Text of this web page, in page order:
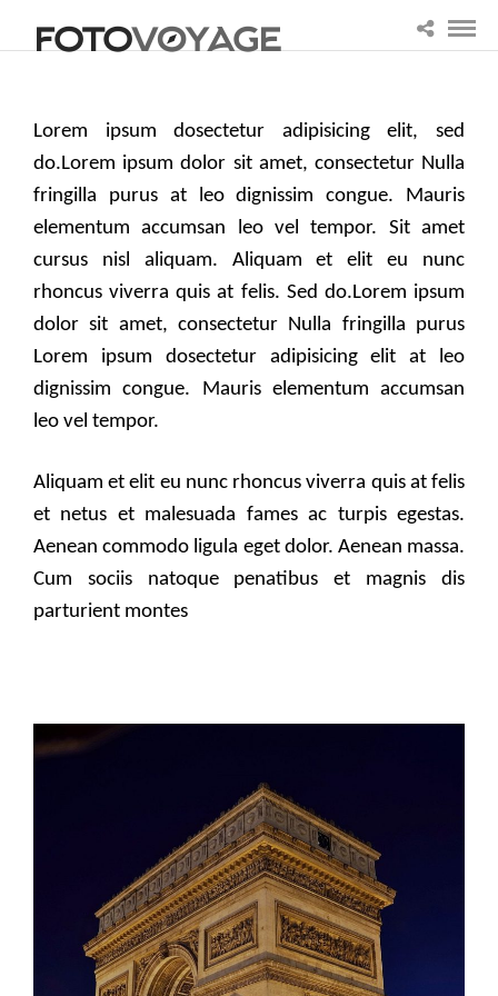
Lorem ipsum dosectetur adipisicing elit, sed
do.Lorem ipsum dolor sit amet, consectetur Nulla
fringilla purus at leo dignissim congue. Mauris
elementum accumsan leo vel tempor. Sit amet
cursus nisl aliquam. Aliquam et elit eu nunc
rhoncus viverra quis at felis. Sed do.Lorem ipsum
dolor sit amet, consectetur Nulla fringilla purus
Lorem ipsum dosectetur adipisicing elit at leo
dignissim congue. Mauris elementum accumsan
leo vel tempor.
Aliquam et elit eu nunc rhoncus viverra quis at felis
et netus et malesuada fames ac turpis egestas.
Aenean commodo ligula eget dolor. Aenean massa.
Cum sociis natoque penatibus et magnis dis
parturient montes